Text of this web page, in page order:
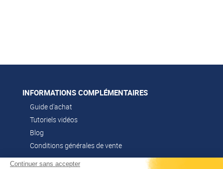
Continuer sans accepter
INFORMATIONS COMPLÉMENTAIRES
Guide d'achat
Tutoriels vidéos
Blog
Conditions générales de vente